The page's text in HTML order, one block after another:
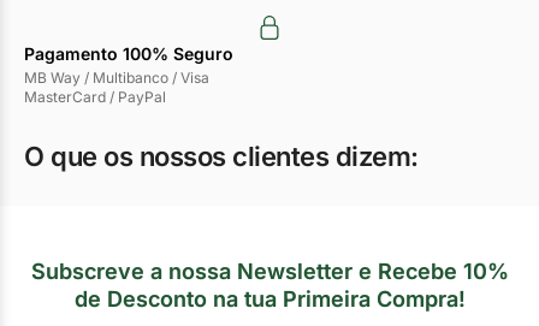
Pagamento 100% Seguro
MB Way / Multibanco / Visa
MasterCard / PayPal
O que os nossos clientes dizem:
Subscreve a nossa Newsletter e Recebe 10%
de Desconto na tua Primeira Compra!